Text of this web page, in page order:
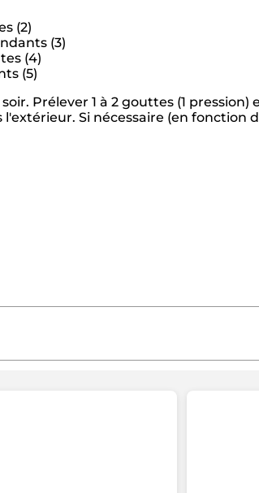
(2)
(3)
(4)
(5)
Prélever 1 à 2 gouttes (1
Si nécessaire (en fonction